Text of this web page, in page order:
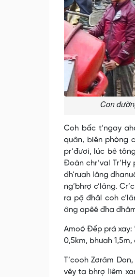
Con
Coh bấc t’ngay
quân, biên phòng
pr’đươi, lúc bê
Đoàn chr’val Tr’Hy
đh’rưah lâng
ng’bhrợ c’lâng.
ra pặ đhâl coh
âng apêê đha
Amoó Đếp prá xay:
0,5km, bhưah
T’cooh Zơrâm
vêy ta bhrợ liêm